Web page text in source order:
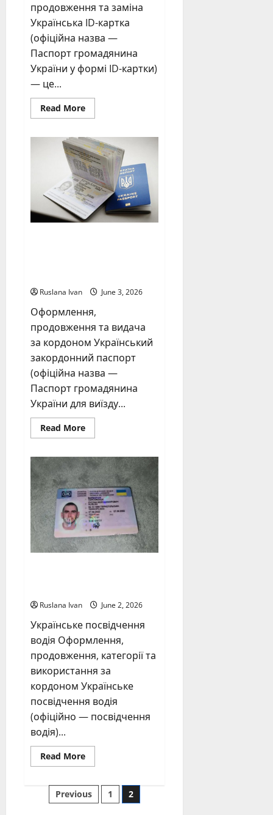
продовження та заміна
Українська ID-картка
(офіційна назва —
Паспорт громадянина
України у формі ID-картки)
— це...
Read MoreRead
more
ID-
картка
Ruslana Ivan June 3, 2026
Оформлення,
продовження та видача
за кордоном Український
закордонний паспорт
(офіційна назва —
Паспорт громадянина
України для виїзду...
Read MoreRead
more
український
паспорт
Ruslana Ivan June 2, 2026
Українське посвідчення
водія Оформлення,
продовження, категорії та
використання за
кордоном Українське
посвідчення водія
(офіційно — посвідчення
водія)...
Read MoreRead
more
водійські
права
Posts
Previous 1 2